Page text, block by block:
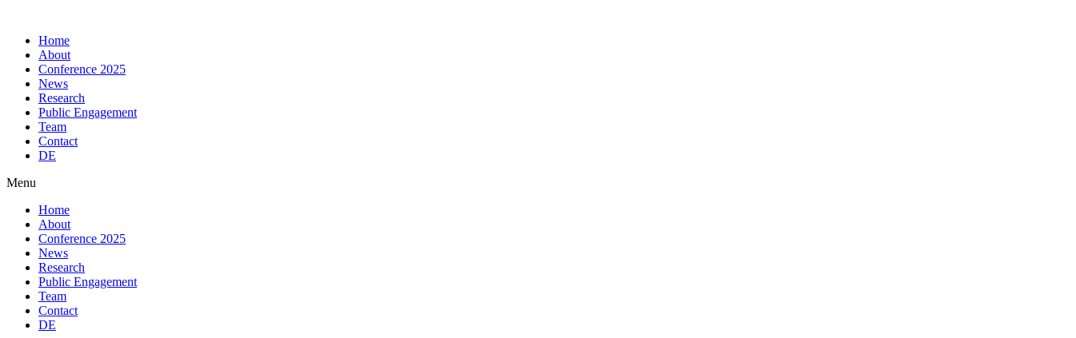
contentHome
About
Conference 2025
News
Research
Public Engagement
Team
Contact
DE
Menu
Home
About
Conference 2025
News
Research
Public Engagement
Team
Contact
DE